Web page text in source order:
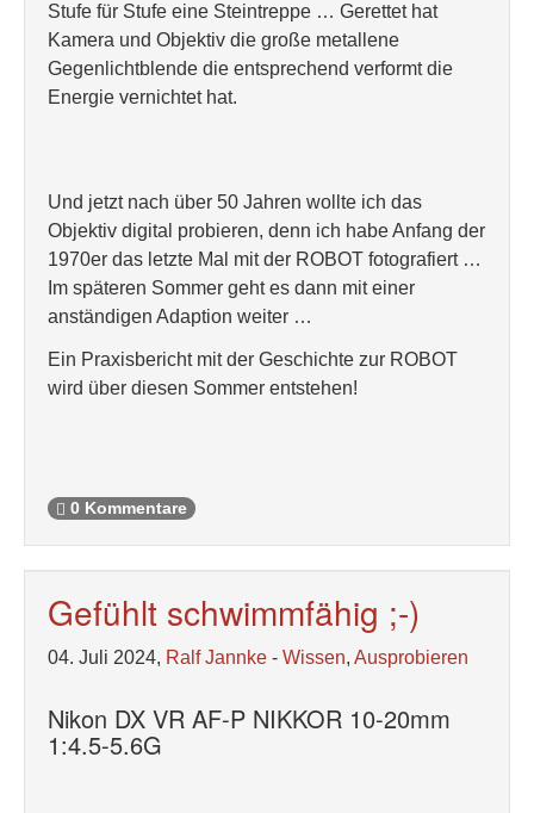
Stufe für Stufe eine Steintreppe … Gerettet hat
Kamera und Objektiv die große metallene
Gegenlichtblende die entsprechend verformt die
Energie vernichtet hat.
Und jetzt nach über 50 Jahren wollte ich das
Objektiv digital probieren, denn ich habe Anfang der
1970er das letzte Mal mit der ROBOT fotografiert …
Im späteren Sommer geht es dann mit einer
anständigen Adaption weiter …
Ein Praxisbericht mit der Geschichte zur ROBOT
wird über diesen Sommer entstehen!
0 Kommentare
Gefühlt schwimmfähig ;-)
04. Juli 2024, Ralf Jannke - Wissen, Ausprobieren
Nikon DX VR AF-P NIKKOR 10-20mm
1:4.5-5.6G